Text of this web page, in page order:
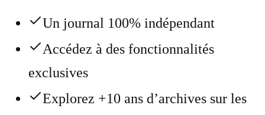
Un journal 100% indépendant
Accédez à des fonctionnalités
exclusives
Explorez +10 ans d’archives sur les